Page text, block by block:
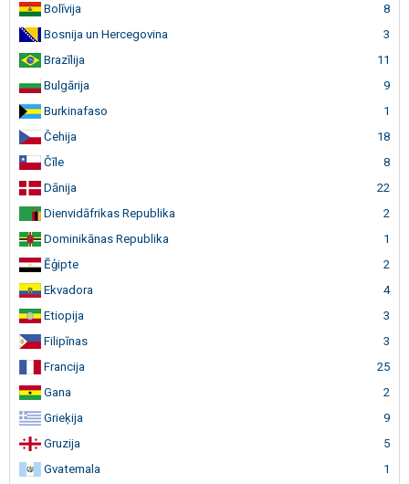
Bolīvija
8
Bosnija un Hercegovina
3
Brazīlija
11
Bulgārija
9
Burkinafaso
1
Čehija
18
Čīle
8
Dānija
22
Dienvidāfrikas Republika
2
Dominikānas Republika
1
Ēģipte
2
Ekvadora
4
Etiopija
3
Filipīnas
3
Francija
25
Gana
2
Grieķija
9
Gruzija
5
Gvatemala
1